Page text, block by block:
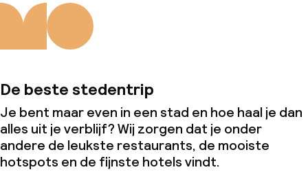
De beste stedentrip
Je bent maar even in een stad en hoe haal je dan
alles uit je verblijf? Wij zorgen dat je onder
andere de leukste restaurants, de mooiste
hotspots en de fijnste hotels vindt.